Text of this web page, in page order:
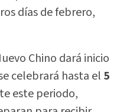
días de febrero,
Chino dará inicio
celebrará hasta el 5
este periodo,